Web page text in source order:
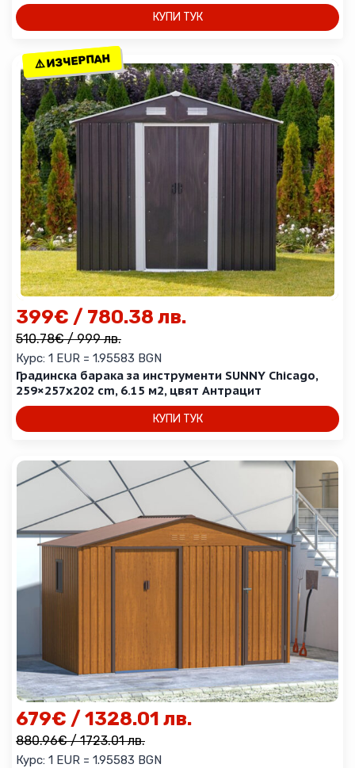
КУПИ ТУК
⚠️ ИЗЧЕРПАН
⚠️ ИЗЧЕРПАН
Градинска барака за инструменти SUNNY Chicago,
259×257х202 cm, 6.15 м2, цвят Антрацит
510.78€/ 999 лв.
399€ / 780.38 лв.
Курс: 1 EUR = 1.95583 BGN
КУПИ ТУК
880.96€/ 1723.01 лв.
679€ / 1328.01 лв.
Курс: 1 EUR = 1.95583 BGN